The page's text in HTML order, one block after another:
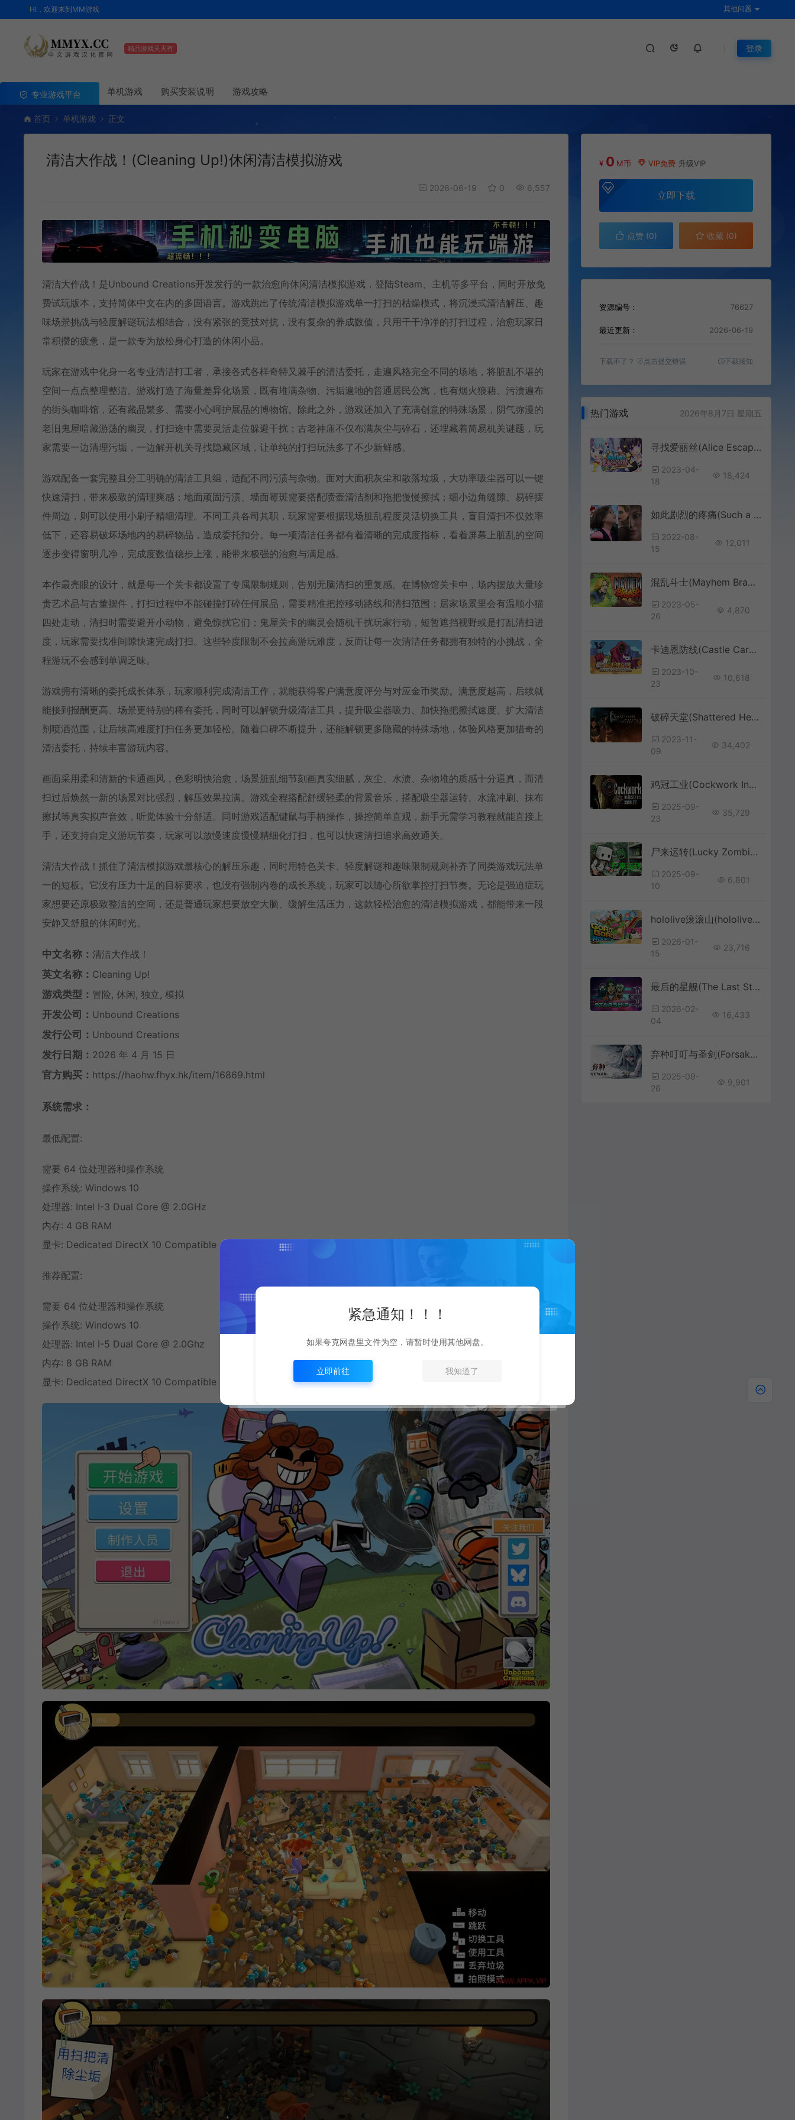
HI，欢迎来到MM游戏 其他问题
精品游戏天天有 登录
专业游戏平台 单机游戏 购买安装说明 游戏攻略
首页 单机游戏 正文
清洁大作战！(Cleaning Up!)休闲清洁模拟游戏
2026-06-19 0 6,557
清洁大作战！是Unbound Creations开发发行的一款治愈向休闲清洁模拟游戏，登陆Steam、主机等多平台，同时开放免
费试玩版本，支持简体中文在内的多国语言。游戏跳出了传统清洁模拟游戏单一打扫的枯燥模式，将沉浸式清洁解压、趣
味场景挑战与轻度解谜玩法相结合，没有紧张的竞技对抗，没有复杂的养成数值，只用干干净净的打扫过程，治愈玩家日
常积攒的疲惫，是一款专为放松身心打造的休闲小品。
玩家在游戏中化身一名专业清洁打工者，承接各式各样奇特又棘手的清洁委托，走遍风格完全不同的场地，将脏乱不堪的
空间一点点整理整洁。游戏打造了海量差异化场景，既有堆满杂物、污垢遍地的普通居民公寓，也有烟火狼藉、污渍遍布
的街头咖啡馆，还有藏品繁多、需要小心呵护展品的博物馆。除此之外，游戏还加入了充满创意的特殊场景，阴气弥漫的
老旧鬼屋暗藏游荡的幽灵，打扫途中需要灵活走位躲避干扰；古老神庙不仅布满灰尘与碎石，还埋藏着简易机关谜题，玩
家需要一边清理污垢，一边解开机关寻找隐藏区域，让单纯的打扫玩法多了不少新鲜感。
游戏配备一套完整且分工明确的清洁工具组，适配不同污渍与杂物。面对大面积灰尘和散落垃圾，大功率吸尘器可以一键
快速清扫，带来极致的清理爽感；地面顽固污渍、墙面霉斑需要搭配喷壶清洁剂和拖把慢慢擦拭；细小边角缝隙、易碎摆
件周边，则可以使用小刷子精细清理。不同工具各司其职，玩家需要根据现场脏乱程度灵活切换工具，盲目清扫不仅效率
低下，还容易破坏场地内的易碎物品，造成委托扣分。每一项清洁任务都有着清晰的完成度指标，看着屏幕上脏乱的空间
逐步变得窗明几净，完成度数值稳步上涨，能带来极强的治愈与满足感。
本作最亮眼的设计，就是每一个关卡都设置了专属限制规则，告别无脑清扫的重复感。在博物馆关卡中，场内摆放大量珍
贵艺术品与古董摆件，打扫过程中不能碰撞打碎任何展品，需要精准把控移动路线和清扫范围；居家场景里会有温顺小猫
四处走动，清扫时需要避开小动物，避免惊扰它们；鬼屋关卡的幽灵会随机干扰玩家行动，短暂遮挡视野或是打乱清扫进
度，玩家需要找准间隙快速完成打扫。这些轻度限制不会拉高游玩难度，反而让每一次清洁任务都拥有独特的小挑战，全
程游玩不会感到单调乏味。
游戏拥有清晰的委托成长体系，玩家顺利完成清洁工作，就能获得客户满意度评分与对应金币奖励。满意度越高，后续就
能接到报酬更高、场景更特别的稀有委托，同时可以解锁升级清洁工具，提升吸尘器吸力、加快拖把擦拭速度、扩大清洁
剂喷洒范围，让后续高难度打扫任务更加轻松。随着口碑不断提升，还能解锁更多隐藏的特殊场地，体验风格更加猎奇的
清洁委托，持续丰富游玩内容。
画面采用柔和清新的卡通画风，色彩明快治愈，场景脏乱细节刻画真实细腻，灰尘、水渍、杂物堆的质感十分逼真，而清
扫过后焕然一新的场景对比强烈，解压效果拉满。游戏全程搭配舒缓轻柔的背景音乐，搭配吸尘器运转、水流冲刷、抹布
擦拭等真实拟声音效，听觉体验十分舒适。同时游戏适配键鼠与手柄操作，操控简单直观，新手无需学习教程就能直接上
手，还支持自定义游玩节奏，玩家可以放慢速度慢慢精细化打扫，也可以快速清扫追求高效通关。
清洁大作战！抓住了清洁模拟游戏最核心的解压乐趣，同时用特色关卡、轻度解谜和趣味限制规则补齐了同类游戏玩法单
一的短板。它没有压力十足的目标要求，也没有强制内卷的成长系统，玩家可以随心所欲掌控打扫节奏。无论是强迫症玩
家想要还原极致整洁的空间，还是普通玩家想要放空大脑、缓解生活压力，这款轻松治愈的清洁模拟游戏，都能带来一段
安静又舒服的休闲时光。
中文名称： 清洁大作战！
英文名称： Cleaning Up!
游戏类型： 冒险, 休闲, 独立, 模拟
开发公司： Unbound Creations
发行公司： Unbound Creations
发行日期： 2026 年 4 月 15 日
官方购买： https://haohw.fhyx.hk/item/16869.html
系统需求：
最低配置:
需要 64 位处理器和操作系统
操作系统: Windows 10
处理器: Intel I-3 Dual Core @ 2.0GHz
内存: 4 GB RAM
显卡: Dedicated DirectX 10 Compatible card
推荐配置:
需要 64 位处理器和操作系统
操作系统: Windows 10
处理器: Intel I-5 Dual Core @ 2.0Ghz
内存: 8 GB RAM
显卡: Dedicated DirectX 10 Compatible card
¥ 0 M币 VIP免费 升级VIP
立即下载
点赞 (0) 收藏 (0)
资源编号： 76627
最近更新： 2026-06-19
下载不了？ 点击提交错误 下载须知
热门游戏 2026年8月7日 星期五
寻找爱丽丝(Alice Escaped!)简中|PC|ACT|美少女2D动作冒险游戏
2023-04-
18
18,424
如此剧烈的疼痛(Such a Sharp Pain)卡通剧情视觉小说SLG游戏|下载
2022-08-
15
12,011
混乱斗士(Mayhem Brawler)清版街机动作游戏|下载
2023-05-
26
4,870
卡迪恩防线(Castle Cardians)简中|PC|像素风卡组构建实时防守游戏
2023-10-
23
10,618
破碎天堂(Shattered Heaven)简中|PC|奇幻世界卡牌构筑RPG游戏
2023-11-
09
34,402
鸡冠工业(Cockwork Industries Complete)剧情冒险RPG游戏|下载
2025-09-
23
35,729
尸来运转(Lucky Zombie Survival)僵尸生存RPG游戏|下载
2025-09-
10
6,801
hololive滚滚山(hololive gorogoro mountain)休闲3D动作游戏|下载
2026-01-
15
23,716
最后的星舰(The Last Starship)科幻太空建造游戏|下载
2026-02-
04
16,433
弃种叮叮与圣剑(Forsaker DingDing And Blade)视觉小说卡牌冒险游戏|下载
2025-09-
26
9,901
紧急通知！！！
如果夸克网盘里文件为空，请暂时使用其他网盘。
立即前往 我知道了